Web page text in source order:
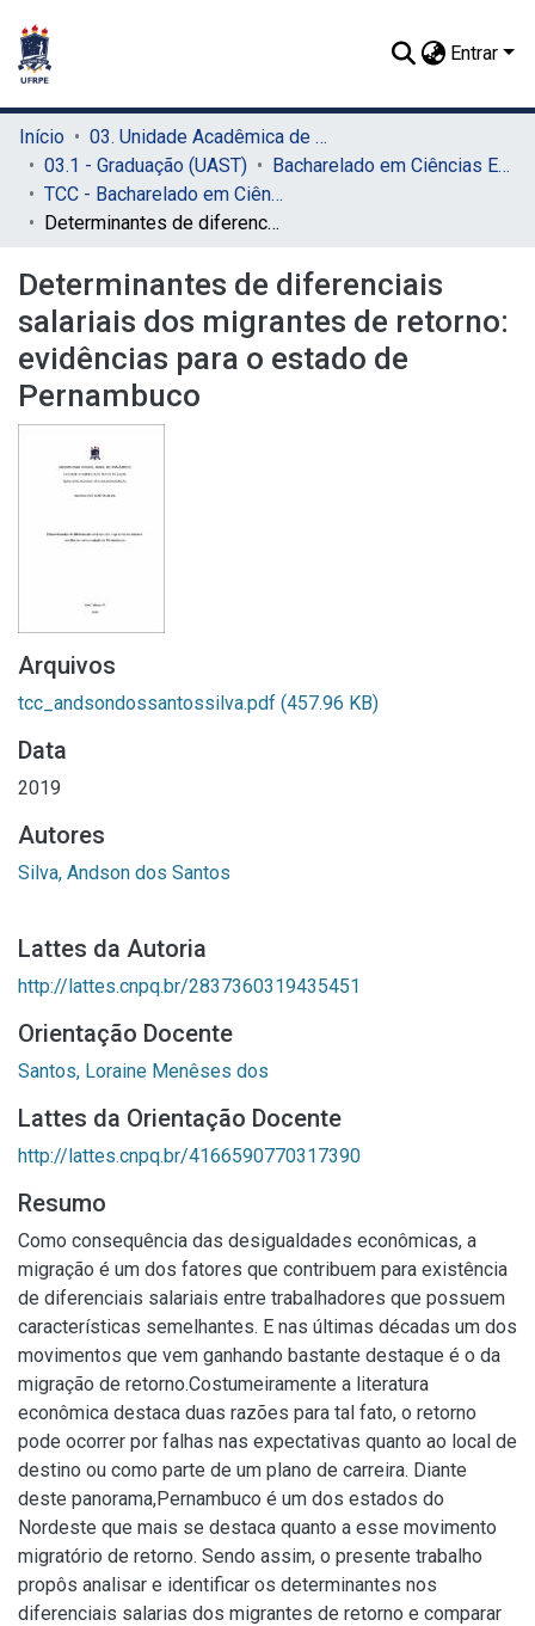
Entrar
Início
03. Unidade Acadêmica de Serra Talhada (UAST)
03.1 - Graduação (UAST)
Bacharelado em Ciências Econômicas (UAST)
TCC - Bacharelado em Ciências Econômicas (UAST)
Determinantes de diferenciais salariais dos migrantes de retorno: evidências para o estado de Pernambuco
Determinantes de diferenciais
salariais dos migrantes de retorno:
evidências para o estado de
Pernambuco
Arquivos
tcc_andsondossantossilva.pdf (457.96 KB)
Data
2019
Autores
Silva, Andson dos Santos
Lattes da Autoria
http://lattes.cnpq.br/2837360319435451
Orientação Docente
Santos, Loraine Menêses dos
Lattes da Orientação Docente
http://lattes.cnpq.br/4166590770317390
Resumo
Como consequência das desigualdades econômicas, a
migração é um dos fatores que contribuem para existência
de diferenciais salariais entre trabalhadores que possuem
características semelhantes. E nas últimas décadas um dos
movimentos que vem ganhando bastante destaque é o da
migração de retorno.Costumeiramente a literatura
econômica destaca duas razões para tal fato, o retorno
pode ocorrer por falhas nas expectativas quanto ao local de
destino ou como parte de um plano de carreira. Diante
deste panorama,Pernambuco é um dos estados do
Nordeste que mais se destaca quanto a esse movimento
migratório de retorno. Sendo assim, o presente trabalho
propôs analisar e identificar os determinantes nos
diferenciais salarias dos migrantes de retorno e comparar